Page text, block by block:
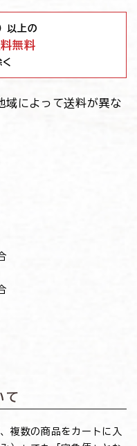
以上の
無料
域によって送料が異な
て
複数の商品をカートに入